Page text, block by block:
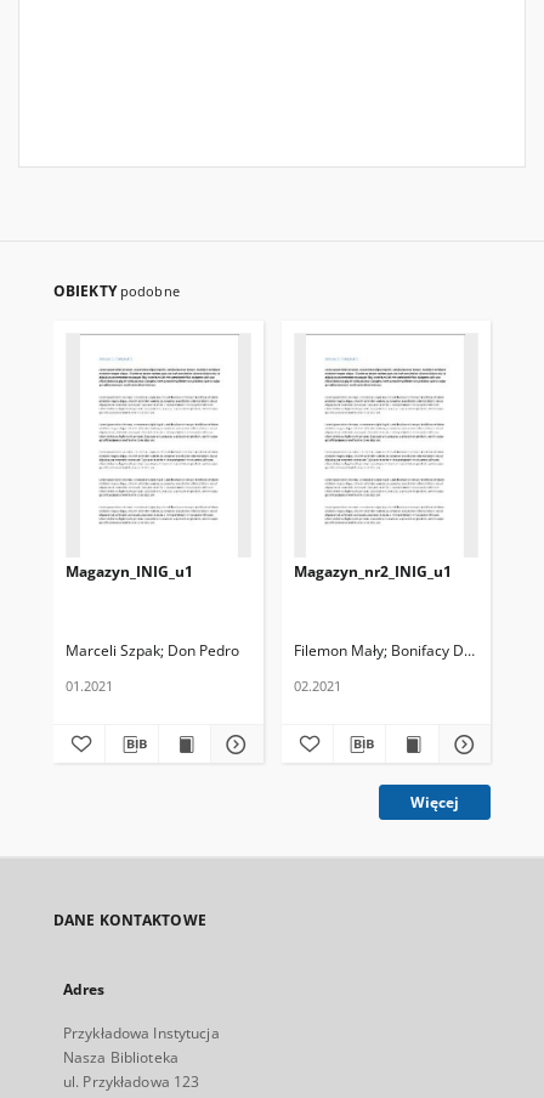
OBIEKTY podobne
Magazyn_INIG_u1
Marceli Szpak Don Pedro
01.2021
Magazyn_nr2_INIG_u1
Filemon Mały Bonifacy Duży
02.2021
Więcej
DANE KONTAKTOWE
Adres
Przykładowa Instytucja
Nasza Biblioteka
ul. Przykładowa 123